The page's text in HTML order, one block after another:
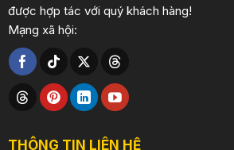
được hợp tác với quý khách hàng!
Mạng xã hội:
THÔNG TIN LIÊN HỆ